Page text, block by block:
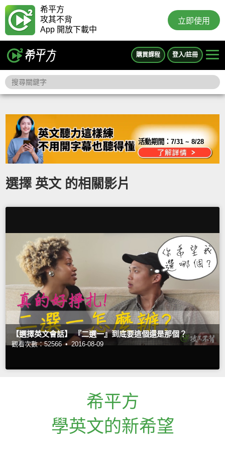
希平方
攻其不背
App 開放下載中
立即使用
購買課程 登入/註冊
活動期間：7/31 ~ 8/28
選擇 英文 的相關影片
【選擇英文會話】 『二選一』到底要這個還是那個？
觀看次數：52566 • 2016-08-09
希平方
學英文的新希望